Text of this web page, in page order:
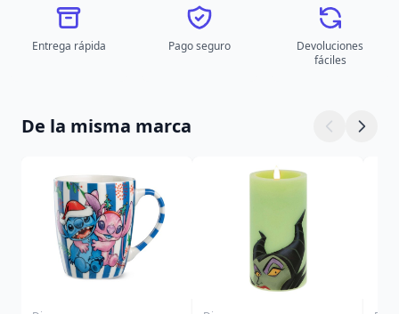
Entrega rápida Pago seguro
Devoluciones
fáciles
De la misma marca